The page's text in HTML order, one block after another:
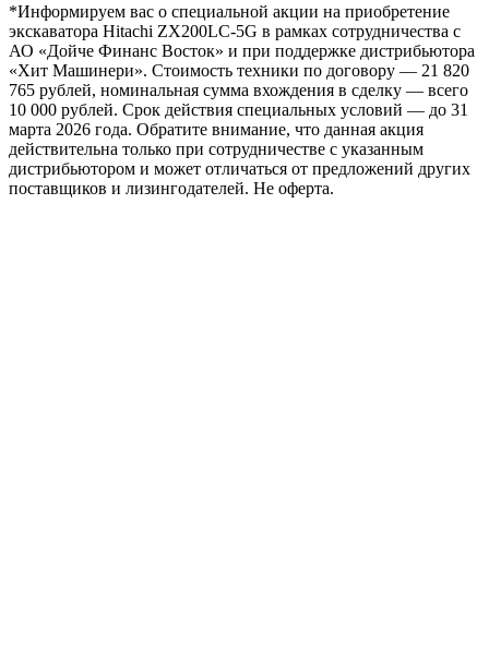
*Информируем вас о специальной акции на приобретение
экскаватора Hitachi ZX200LC-5G в рамках сотрудничества с
АО «Дойче Финанс Восток» и при поддержке дистрибьютора
«Хит Машинери». Стоимость техники по договору — 21 820
765 рублей, номинальная сумма вхождения в сделку — всего
10 000 рублей. Срок действия специальных условий — до 31
марта 2026 года. Обратите внимание, что данная акция
действительна только при сотрудничестве с указанным
дистрибьютором и может отличаться от предложений других
поставщиков и лизингодателей. Не оферта.